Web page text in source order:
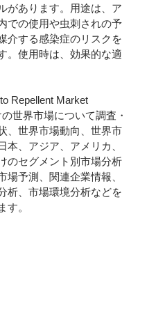
があります。用途は、ア
での使用や虫刺されの予
介する感染症のリスクを
。使用時は、効果的な適
Repellent Market
世界市場について調査・
、世界市場動向、世界市
、アジア、アメリカ、
のセグメント別市場分析
場予測、関連企業情報、
析、市場環境分析などを
す。